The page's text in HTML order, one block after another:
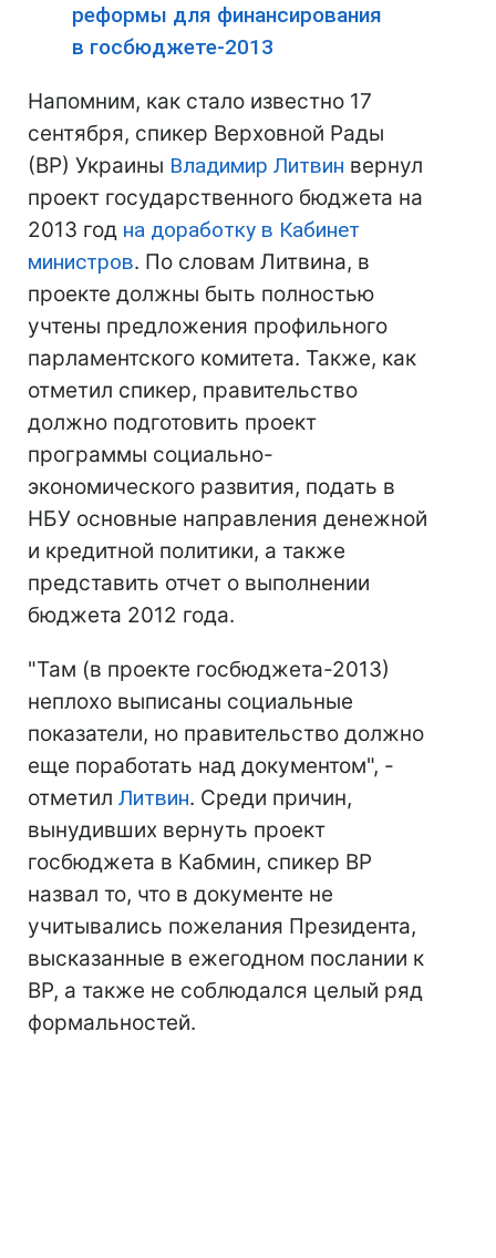
реформы для финансирования
в госбюджете-2013
Напомним, как стало известно 17
сентября, спикер Верховной Рады
(ВР) Украины Владимир Литвин вернул
проект государственного бюджета на
2013 год на доработку в Кабинет
министров. По словам Литвина, в
проекте должны быть полностью
учтены предложения профильного
парламентского комитета. Также, как
отметил спикер, правительство
должно подготовить проект
программы социально-
экономического развития, подать в
НБУ основные направления денежной
и кредитной политики, а также
представить отчет о выполнении
бюджета 2012 года.
"Там (в проекте госбюджета-2013)
неплохо выписаны социальные
показатели, но правительство должно
еще поработать над документом", -
отметил Литвин. Среди причин,
вынудивших вернуть проект
госбюджета в Кабмин, спикер ВР
назвал то, что в документе не
учитывались пожелания Президента,
высказанные в ежегодном послании к
ВР, а также не соблюдался целый ряд
формальностей.